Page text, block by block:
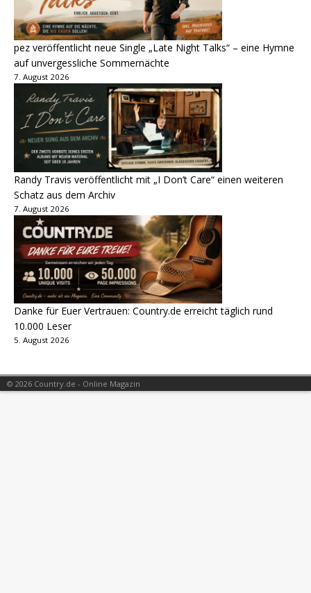
pez veröffentlicht neue Single „Late Night Talks“ – eine Hymne
auf unvergessliche Sommernächte
7. August 2026
Randy Travis veröffentlicht mit „I Don’t Care“ einen weiteren
Schatz aus dem Archiv
7. August 2026
Danke für Euer Vertrauen: Country.de erreicht täglich rund
10.000 Leser
5. August 2026
© 2026 Country.de - Online Magazin